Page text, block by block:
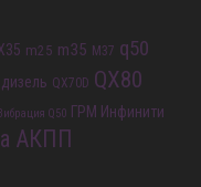
m25 m35 M37 q50
QX70D QX80
Q50 ГРМ Инфинити
АКПП